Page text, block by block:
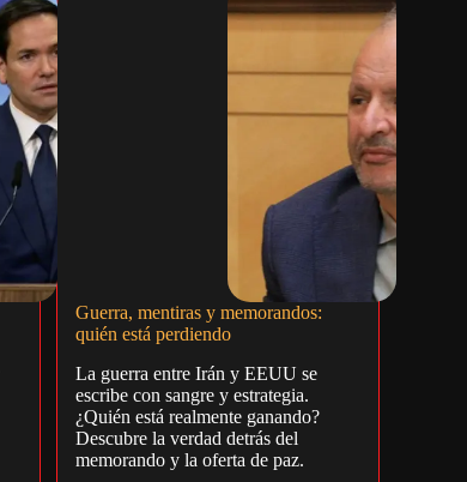
Guerra, mentiras y memorandos:
quién está perdiendo
La guerra entre Irán y EEUU se
escribe con sangre y estrategia.
¿Quién está realmente ganando?
Descubre la verdad detrás del
memorando y la oferta de paz.